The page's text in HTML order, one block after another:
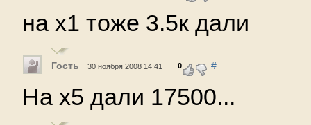
на х1 тоже 3.5к дали
Гость 30 ноября 2008 14:41 0 #
На х5 дали 17500...